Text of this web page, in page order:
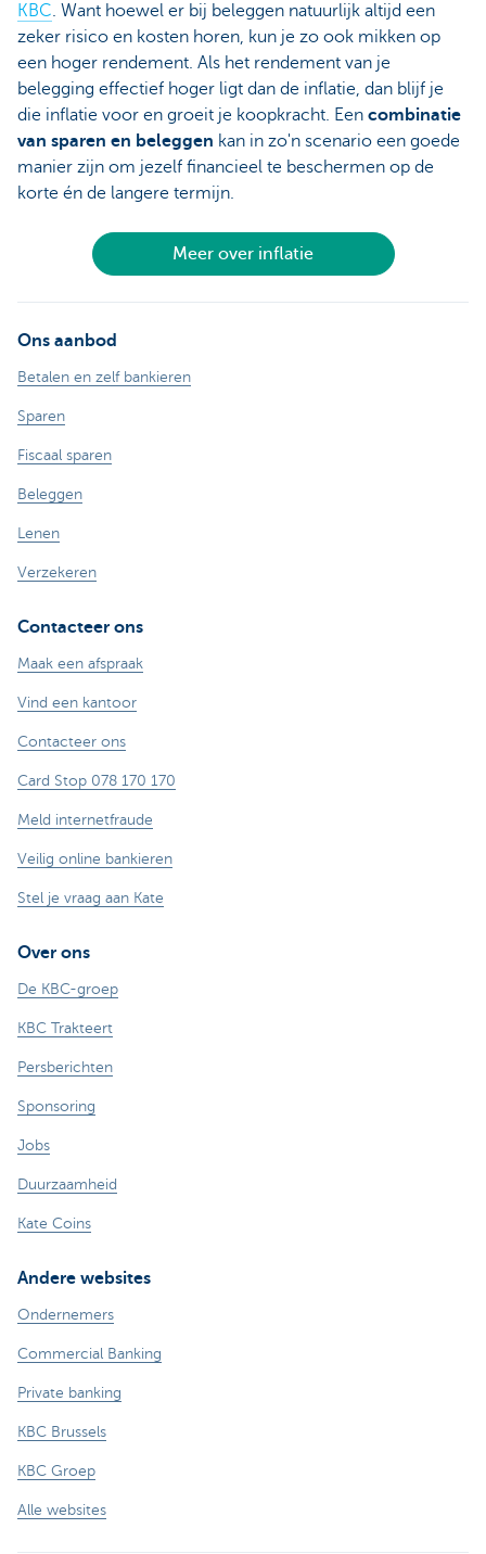
KBC. Want hoewel er bij beleggen natuurlijk altijd een
zeker risico en kosten horen, kun je zo ook mikken op
een hoger rendement. Als het rendement van je
belegging effectief hoger ligt dan de inflatie, dan blijf je
die inflatie voor en groeit je koopkracht. Een combinatie
van sparen en beleggen kan in zo'n scenario een goede
manier zijn om jezelf financieel te beschermen op de
korte én de langere termijn.
Meer over inflatie
Ons aanbod
Betalen en zelf bankieren
Sparen
Fiscaal sparen
Beleggen
Lenen
Verzekeren
Contacteer ons
Maak een afspraak
Vind een kantoor
Contacteer ons
Card Stop 078 170 170
Meld internetfraude
Veilig online bankieren
Stel je vraag aan Kate
Over ons
De KBC-groep
KBC Trakteert
Persberichten
Sponsoring
Jobs
Duurzaamheid
Kate Coins
Andere websites
Ondernemers
Commercial Banking
Private banking
KBC Brussels
KBC Groep
Alle websites